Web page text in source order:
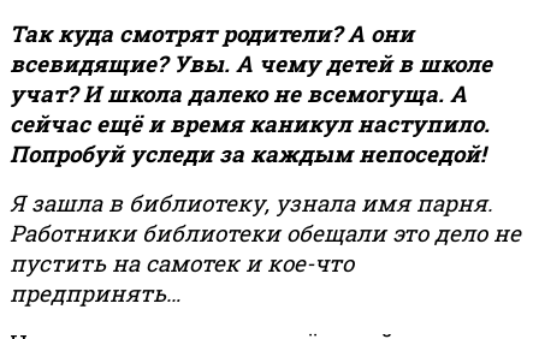
Так куда смотрят родители? А они
всевидящие? Увы. А чему детей в школе
учат? И школа далеко не всемогуща. А
сейчас ещё и время каникул наступило.
Попробуй уследи за каждым непоседой!
Я зашла в библиотеку, узнала имя парня.
Работники библиотеки обещали это дело не
пустить на самотек и кое-что
предпринять…